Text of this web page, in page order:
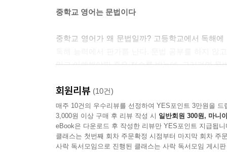
중학교 영어는 문법이다
중학교 영어가 왜 문법일까? 고등학교에서 독해
읽고 이해해야만 좋은 점수를 받는데, 그러려면 문
또 중학교는 초등학교와 고등학교 사이, 문법을
친해지는 데 목표를 둔다. 이때 섣불리 문법을 시
자주 접하고 많이 읽어야, 중학교에서 문법을 수월
이 책은 중학교에서 영어 문법을 완성하는 요령
회원리뷰 (10건)
매주 10건의 우수리뷰를 선정하여 YES포인트 3만원을 드
3,000원 이상 구매 후 리뷰 작성 시 일반회원 300원, 마니
eBook은 다운로드 후 작성한 리뷰만 YES포인트 지급됩니
클래스는 첫번째 회차 주문확정 시점부터 마지막 회차 주
사락 독서모임으로 진행된 클래스는 사락 독서모임 게시